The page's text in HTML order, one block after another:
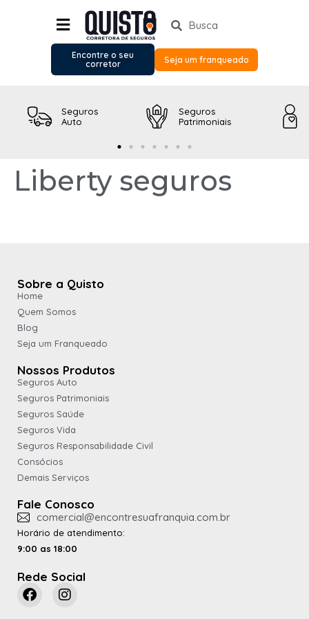
Encontre o seu
corretor
Seja um franqueado
Seguros
Auto
Seguros
Patrimoniais
Liberty seguros
Sobre a Quisto
Home
Quem Somos
Blog
Seja um Franqueado
Nossos Produtos
Seguros Auto
Seguros Patrimoniais
Seguros Saúde
Seguros Vida
Seguros Responsabilidade Civil
Consócios
Demais Serviços
Fale Conosco
comercial@encontresuafranquia.com.br
Horário de atendimento:
9:00 as 18:00
Rede Social